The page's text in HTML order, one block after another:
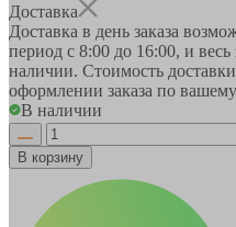
Доставка
Доставка в день заказа
период с 8:00 до 16:00, и весь
наличии. Стоимость
оформлении заказа по вашему
В наличии
В корзину